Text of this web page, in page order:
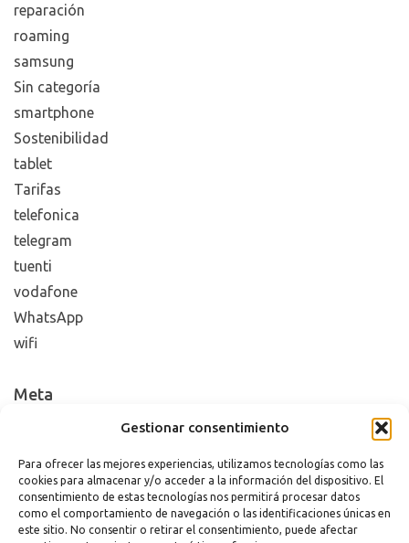
Gestionar consentimiento
Para ofrecer las mejores experiencias, utilizamos tecnologías como las
cookies para almacenar y/o acceder a la información del dispositivo. El
consentimiento de estas tecnologías nos permitirá procesar datos
como el comportamiento de navegación o las identificaciones únicas en
este sitio. No consentir o retirar el consentimiento, puede afectar
reparación
roaming
samsung
Sin categoría
smartphone
Sostenibilidad
tablet
Tarifas
telefonica
telegram
tuenti
vodafone
WhatsApp
wifi
Meta
Feed de entradas
Feed de comentarios
WordPress.org